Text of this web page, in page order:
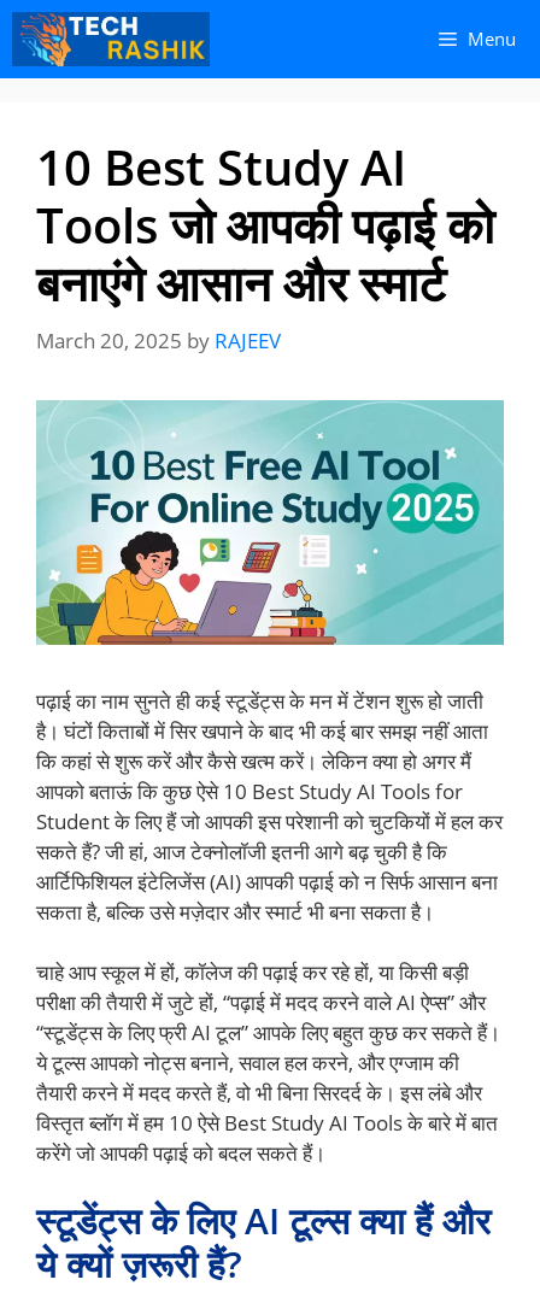
Skip
content
Skip
content
Menu
10 Best Study AI
Tools जो आपकी पढ़ाई को
बनाएंगे आसान और स्मार्ट
March 20, 2025 by RAJEEV
पढ़ाई का नाम सुनते ही कई स्टूडेंट्स के मन में टेंशन शुरू हो जाती
है। घंटों किताबों में सिर खपाने के बाद भी कई बार समझ नहीं आता
कि कहां से शुरू करें और कैसे खत्म करें। लेकिन क्या हो अगर मैं
आपको बताऊं कि कुछ ऐसे 10 Best Study AI Tools for
Student के लिए हैं जो आपकी इस परेशानी को चुटकियों में हल कर
सकते हैं? जी हां, आज टेक्नोलॉजी इतनी आगे बढ़ चुकी है कि
आर्टिफिशियल इंटेलिजेंस (AI) आपकी पढ़ाई को न सिर्फ आसान बना
सकता है, बल्कि उसे मज़ेदार और स्मार्ट भी बना सकता है।
चाहे आप स्कूल में हों, कॉलेज की पढ़ाई कर रहे हों, या किसी बड़ी
परीक्षा की तैयारी में जुटे हों, “पढ़ाई में मदद करने वाले AI ऐप्स” और
“स्टूडेंट्स के लिए फ्री AI टूल” आपके लिए बहुत कुछ कर सकते हैं।
ये टूल्स आपको नोट्स बनाने, सवाल हल करने, और एग्जाम की
तैयारी करने में मदद करते हैं, वो भी बिना सिरदर्द के। इस लंबे और
विस्तृत ब्लॉग में हम 10 ऐसे Best Study AI Tools के बारे में बात
करेंगे जो आपकी पढ़ाई को बदल सकते हैं।
स्टूडेंट्स के लिए AI टूल्स क्या हैं और
ये क्यों ज़रूरी हैं?